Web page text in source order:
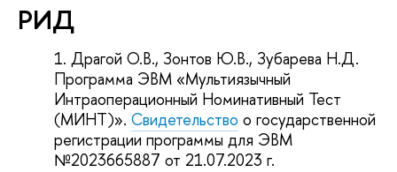
РИД
Драгой О.В., Зонтов Ю.В., Зубарева Н.Д.
Программа ЭВМ «Мультиязычный
Интраоперационный Номинативный Тест
(МИНТ)».Свидетельство о государственной
регистрации программы для ЭВМ
№2023665887 от 21.07.2023 г.